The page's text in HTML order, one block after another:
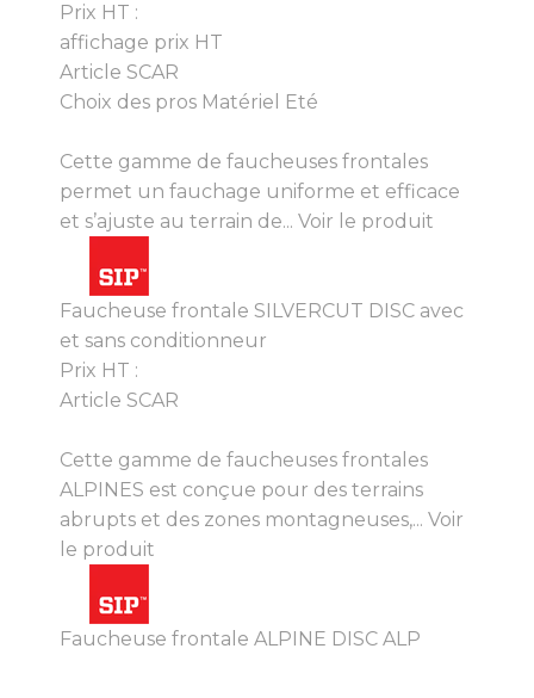
Prix HT :
affichage prix HT
Article SCAR
Choix des pros Matériel Eté
Cette gamme de faucheuses frontales
permet un fauchage uniforme et efficace
et s’ajuste au terrain de... Voir le produit
Faucheuse frontale SILVERCUT DISC avec
et sans conditionneur
Prix HT :
Article SCAR
Cette gamme de faucheuses frontales
ALPINES est conçue pour des terrains
abrupts et des zones montagneuses,... Voir
le produit
Faucheuse frontale ALPINE DISC ALP